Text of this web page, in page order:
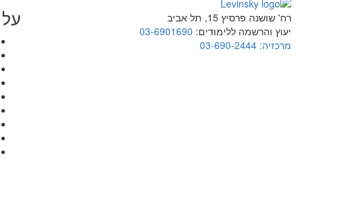
רח' שושנה פרסיץ 15, תל אביב
יעוץ והרשמה ללימודים: 03-6901690
מרכזיה: 03-690-2444